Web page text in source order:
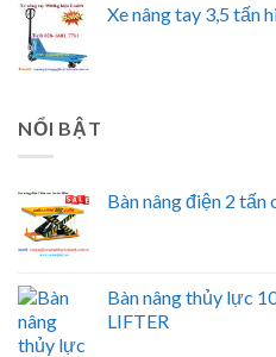
Xe nâng tay 3,5 tấn
NỔI BẬT
Bàn nâng điện 2
Bàn nâng thủy lực
LIFTER